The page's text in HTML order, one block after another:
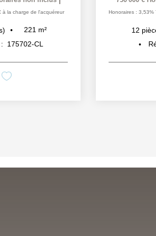
: 3,53% TTC à la charge de l'acquéreur
12 pièce(s)
Réf : 171318-CL